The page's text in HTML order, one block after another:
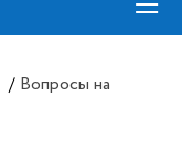
/ Вопросы на